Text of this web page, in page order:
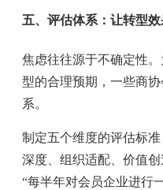
五、评估体系：让转型
焦虑往往源于不确定性
型的合理预期，一些商
系。
制定五个维度的评估标
深度、组织适配、价值创
“每半年对会员企业进行